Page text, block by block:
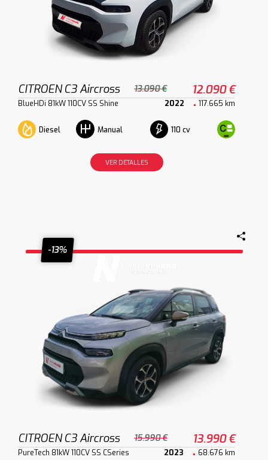
CITROEN C3 Aircross 13.090 € 12.090 €
BlueHDi 81kW 110CV SS Shine 2022 117.665 km
Diesel Manual 110 cv
VER DETALLES
-13%
CITROEN C3 Aircross 15.990 € 13.990 €
PureTech 81kW 110CV SS CSeries 2023 68.676 km